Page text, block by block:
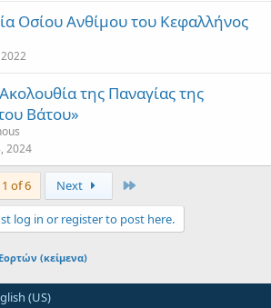
Οσίου Ανθίμου του Κεφαλλήνος
της Παναγίας της
Βάτου»
2024
1 of 6 Next
log in or register to post here.
(κείμενα)
(US)